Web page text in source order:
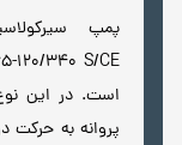
پمپ
است. در این
پروانه به حرکت